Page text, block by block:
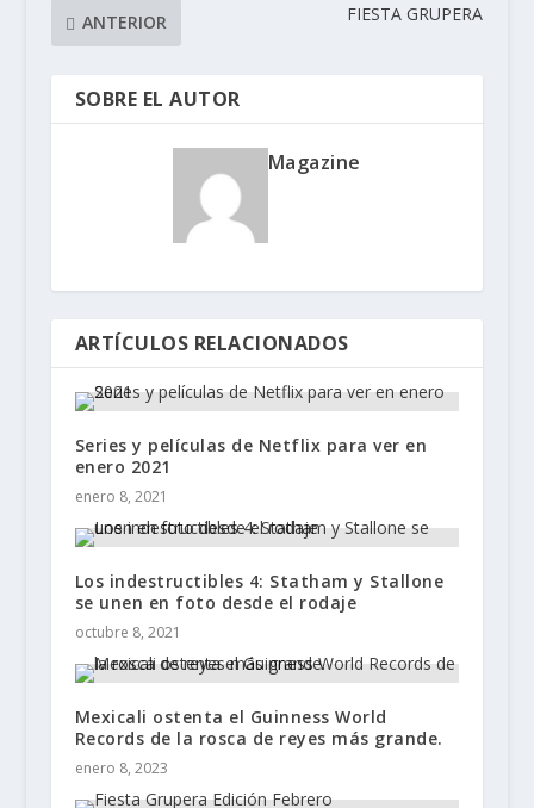
ANTERIOR
FIESTA GRUPERA
SOBRE EL AUTOR
Magazine
ARTÍCULOS RELACIONADOS
Series y películas de Netflix para ver en
enero 2021
enero 8, 2021
Los indestructibles 4: Statham y Stallone
se unen en foto desde el rodaje
octubre 8, 2021
Mexicali ostenta el Guinness World
Records de la rosca de reyes más grande.
enero 8, 2023